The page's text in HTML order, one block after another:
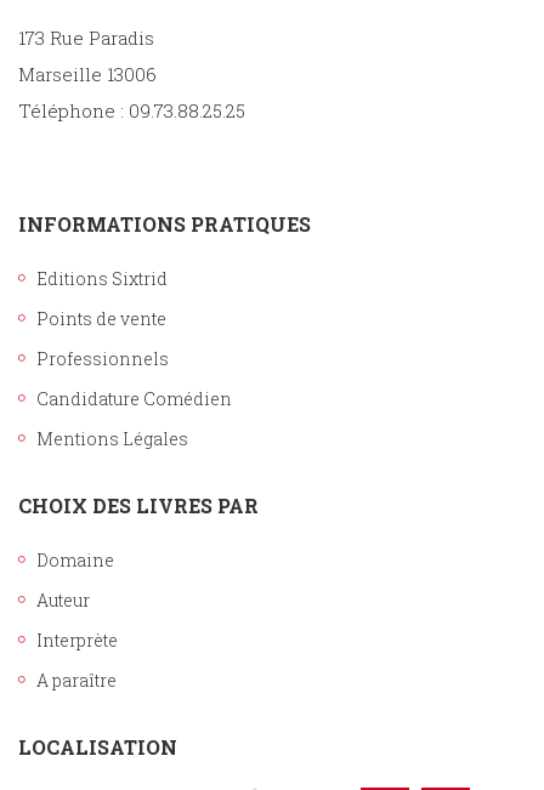
173 Rue Paradis
Marseille 13006
Téléphone : 09.73.88.25.25
INFORMATIONS PRATIQUES
Editions Sixtrid
Points de vente
Professionnels
Candidature Comédien
Mentions Légales
CHOIX DES LIVRES PAR
Domaine
Auteur
Interprète
A paraître
LOCALISATION